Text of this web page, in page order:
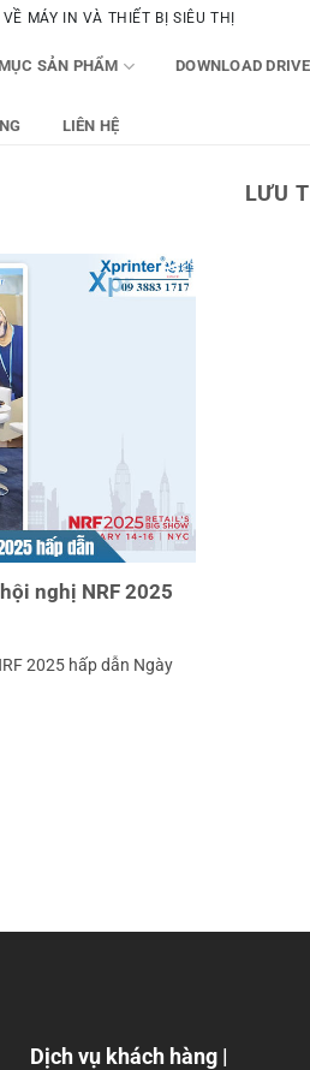
MÁY IN VÀ THIẾT BỊ SIÊU THỊ
SẢN PHẨM DOWNLOAD
LIÊN HỆ
LƯU
nghị NRF 2025
2025 hấp dẫn Ngày
Dịch vụ khách hàng |